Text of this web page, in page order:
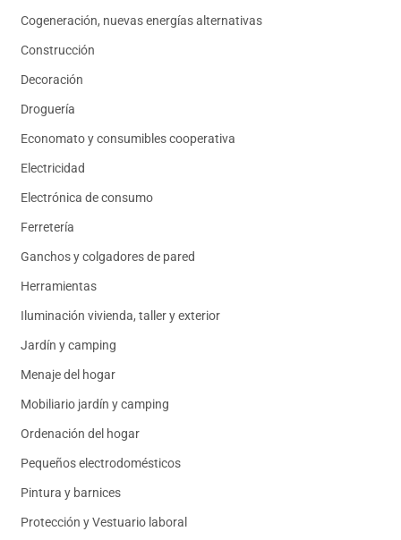
Cogeneración, nuevas energías alternativas
Construcción
Decoración
Droguería
Economato y consumibles cooperativa
Electricidad
Electrónica de consumo
Ferretería
Ganchos y colgadores de pared
Herramientas
Iluminación vivienda, taller y exterior
Jardín y camping
Menaje del hogar
Mobiliario jardín y camping
Ordenación del hogar
Pequeños electrodomésticos
Pintura y barnices
Protección y Vestuario laboral